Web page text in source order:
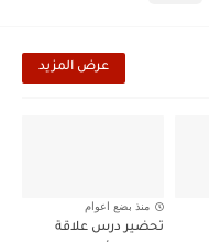
عرض المزيد
منذ بضع اعوام
تحضير درس علاقة